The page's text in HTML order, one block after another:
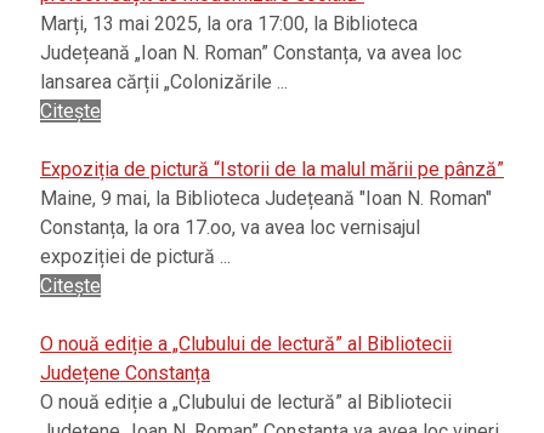
Marți, 13 mai 2025, la ora 17:00, la Biblioteca
Județeană „Ioan N. Roman” Constanța, va avea loc
lansarea cărții „Colonizările ...
Citește
Expoziția de pictură “Istorii de la malul mării pe pânză”
Maine, 9 mai, la Biblioteca Județeană "Ioan N. Roman"
Constanța, la ora 17.oo, va avea loc vernisajul
expoziției de pictură ...
Citește
O nouă ediție a „Clubului de lectură” al Bibliotecii
Județene Constanța
O nouă ediție a „Clubului de lectură” al Bibliotecii